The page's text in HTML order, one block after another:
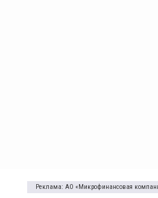
Реклама: АО «Микрофинансовая